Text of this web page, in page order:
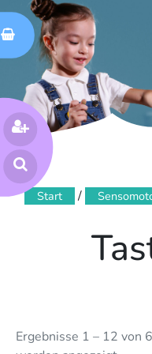
to
content
Spielbereiche
spielen bewegen fühlen
Suchen
nach:
Start /
Ergebnisse 1 – 12 von